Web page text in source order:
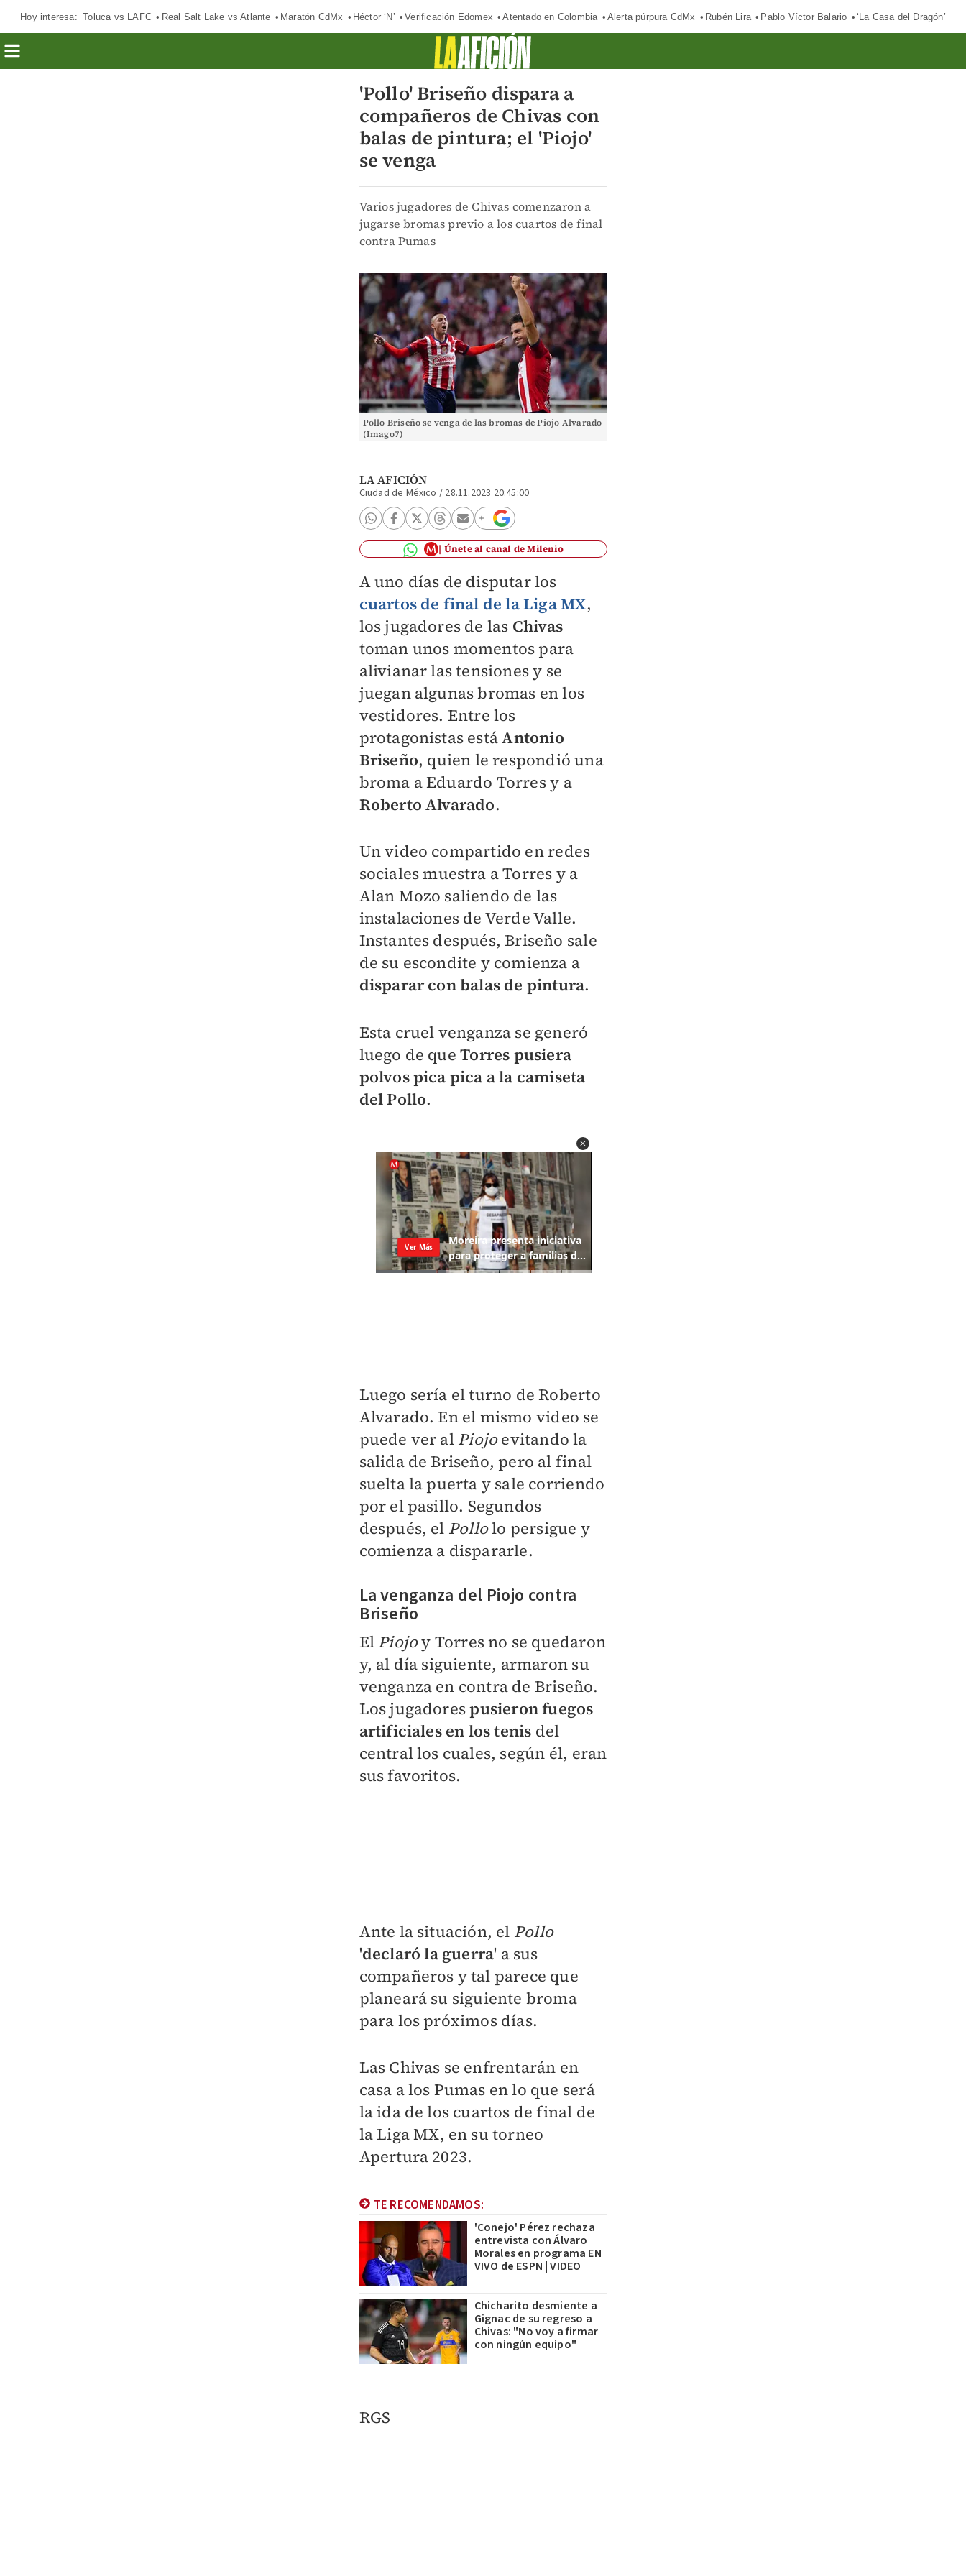
Hoy interesa: Toluca vs LAFC Real Salt Lake vs Atlante Maratón CdMx Héctor ‘N’ Verificación Edomex Atentado en Colombia Alerta púrpura CdMx Rubén Lira Pablo Víctor Balario ‘La Casa del Dragón’
'Pollo' Briseño dispara a
compañeros de Chivas con
balas de pintura; el 'Piojo'
se venga
Varios jugadores de Chivas comenzaron a
jugarse bromas previo a los cuartos de final
contra Pumas
Pollo Briseño se venga de las bromas de Piojo Alvarado
(Imago7)
LA AFICIÓN
Ciudad de México / 28.11.2023 20:45:00
Únete al canal de Milenio
A uno días de disputar los
cuartos de final de la Liga MX,
los jugadores de las Chivas
toman unos momentos para
alivianar las tensiones y se
juegan algunas bromas en los
vestidores. Entre los
protagonistas estáAntonio
Briseño, quien le respondió una
broma a Eduardo Torres y a
Roberto Alvarado.
Un video compartido en redes
sociales muestra a Torres y a
Alan Mozo saliendo de las
instalaciones de Verde Valle.
Instantes después, Briseño sale
de su escondite y comienza a
disparar con balas de pintura.
Esta cruel venganza se generó
luego de queTorres pusiera
polvos pica pica a la camiseta
del Pollo.
Luego sería el turno de Roberto
Alvarado. En el mismo video se
puede ver al Piojoevitando la
salida de Briseño, pero al final
suelta la puerta y sale corriendo
por el pasillo. Segundos
después, el Pollolo persigue y
comienza a dispararle.
La venganza del Piojo contra
Briseño
El Piojoy Torres no se quedaron
y, al día siguiente, armaron su
venganza en contra de Briseño.
Los jugadorespusieron fuegos
artificiales en los tenis del
central los cuales, según él, eran
sus favoritos.
Ante la situación, el Pollo
'declaró la guerra' a sus
compañeros y tal parece que
planeará su siguiente broma
para los próximos días.
Las Chivas se enfrentarán en
casa a los Pumas en lo que será
la ida de los cuartos de final de
la Liga MX, en su torneo
Apertura 2023.
TE RECOMENDAMOS:
'Conejo' Pérez rechaza
entrevista con Álvaro
Morales en programa EN
VIVO de ESPN | VIDEO
Chicharito desmiente a
Gignac de su regreso a
Chivas: "No voy a firmar
con ningún equipo"
RGS